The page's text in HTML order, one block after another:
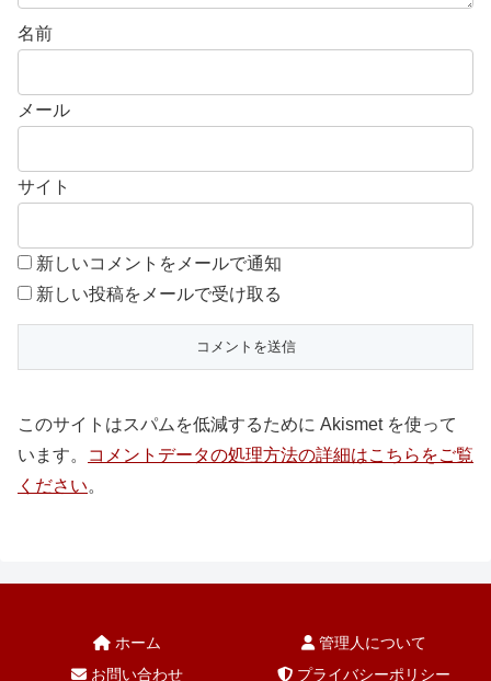
名前
メール
サイト
新しいコメントをメールで通知
新しい投稿をメールで受け取る
このサイトはスパムを低減するために Akismet を使って
います。
コメントデータの処理方法の詳細はこちらをご覧
ください。
ホーム
管理人について
お問い合わせ
プライバシーポリシー